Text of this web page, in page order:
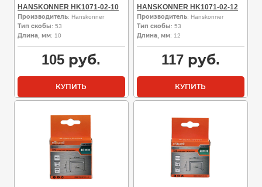
HANSKONNER HK1071-02-10
Производитель: Hanskonner
Тип скобы: 53
Длина, мм: 10
105 руб.
КУПИТЬ
HANSKONNER HK1071-02-12
Производитель: Hanskonner
Тип скобы: 53
Длина, мм: 12
117руб.
КУПИТЬ